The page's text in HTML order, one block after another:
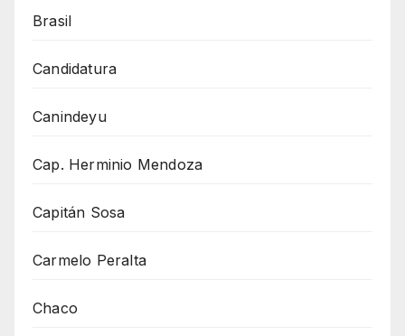
Brasil
Candidatura
Canindeyu
Cap. Herminio Mendoza
Capitán Sosa
Carmelo Peralta
Chaco